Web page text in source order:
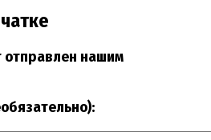
отправлен нашим